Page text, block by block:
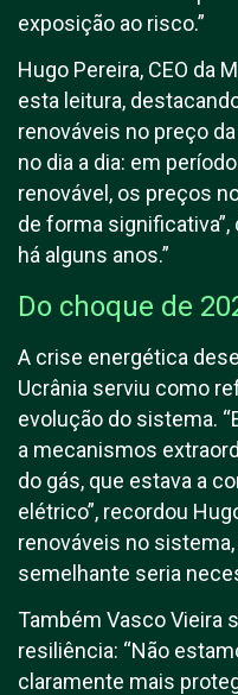
exposição ao risco.”
Hugo Pereira, CEO da
esta leitura,
renováveis no preço
no dia a dia: em
renovável, os preços
de forma significativa”,
há alguns anos.”
Do choque de
A crise energética
Ucrânia serviu como
evolução do sistema.
a mecanismos
do gás, que estava a
elétrico”, recordou
renováveis no
semelhante seria
Também Vasco Vieira
resiliência: “Não
claramente mais